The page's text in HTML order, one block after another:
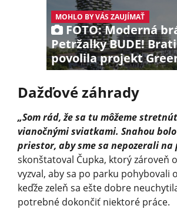
MOHLO BY VÁS ZAUJÍMAŤ
FOTO: Moderná
Petržalky BUDE!
povolila projekt
Dažďové záhrady
„Som rád, že sa tu môžeme
vianočnými sviatkami. Snahou
priestor, aby sme sa nepozerali na
skonštatoval Čupka, ktorý zároveň
vyzval, aby sa po parku pohybovali
keďže zeleň sa ešte dobre
potrebné dokončiť niektoré práce.